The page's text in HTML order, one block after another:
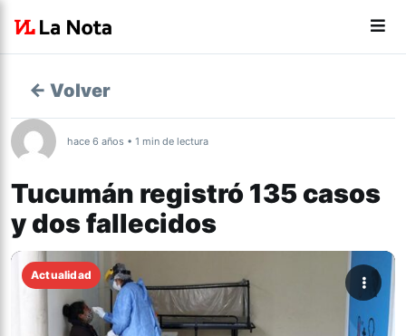
← Volver
hace 6 años • 1 min de lectura
Tucumán registró 135 casos
y dos fallecidos
Actualidad